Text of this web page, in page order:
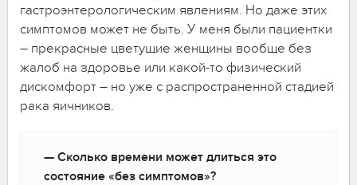
гастроэнтерологическим явлениям. Но даже этих
симптомов может не быть. У меня были пациентки
– прекрасные цветущие женщины вообще без
жалоб на здоровье или какой-то физический
дискомфорт – но уже с распространенной стадией
рака яичников.
— Сколько времени может длиться это
состояние «без симптомов»?